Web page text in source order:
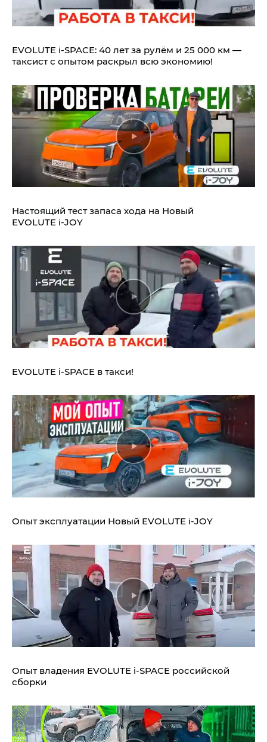
EVOLUTE i‑SPACE: 40 лет за рулём и 25 000 км —
таксист с опытом раскрыл всю экономию!
Настоящий тест запаса хода на Новый
EVOLUTE i‑JOY
EVOLUTE i‑SPACE в такси!
Опыт эксплуатации Новый EVOLUTE i‑JOY
Опыт владения EVOLUTE i‑SPACE российской
сборки